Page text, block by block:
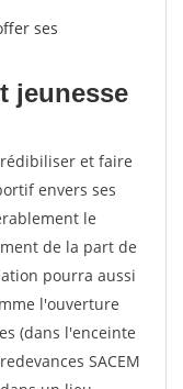
ses
jeunesse
et faire
envers ses
le
de la part de
pourra aussi
l'ouverture
(dans l'enceinte
SACEM